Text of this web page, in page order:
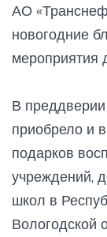
АО
новогодние
мероприятия
В
приобрело и
подарков
учреждений,
школ в
Вологодской